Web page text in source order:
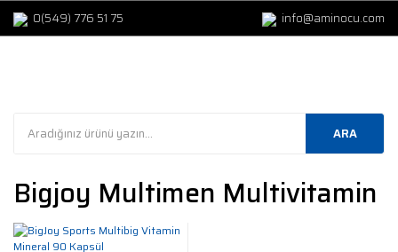
0(549) 776 51 75 info@aminocu.com
ARA
Bigjoy Multimen Multivitamin